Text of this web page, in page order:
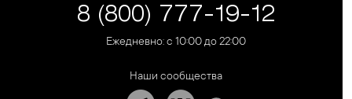
8 (800) 777-19-12
Ежедневно: с 10:00 до 22:00
Наши сообщества